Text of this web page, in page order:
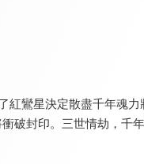
紅鸞星決定散盡千年魂
破封印。三世情劫，千年